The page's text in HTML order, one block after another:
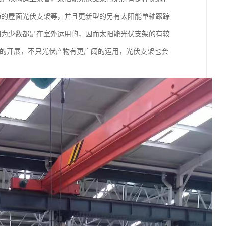
屋面光伏支架等，并且更新型的另有太阳能单轴跟踪
少数都是在室外运用的，因而太阳能光伏支架的有较
开展，不只光伏产物有更广阔的运用，光伏支架也会